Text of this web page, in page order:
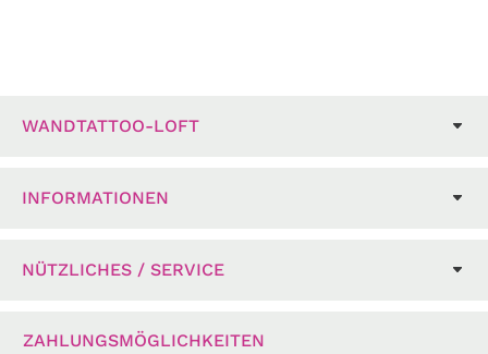
WANDTATTOO-LOFT
INFORMATIONEN
NÜTZLICHES / SERVICE
ZAHLUNGSMÖGLICHKEITEN